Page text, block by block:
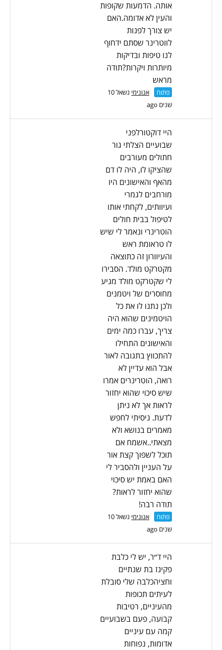
אותה. הדמעות שקופות
והעין לא אדומה.האם
יש צורך לפנות
לווטרינר שסתם ידחוף
לנו טיפות ובדיקות
מיותרות ויקרות?תודה
מראש
פתוח אנונימי
נשאל 10
שנים ago
היי דוקטורלפני
שבועיים הצלתי גור
חתולים מעורבים
שהציקו לו, היה לו דם
מהאף והאישונים היו
מורחבים לגמרי
ועיוותים, לקחתי אותו
לטיפול בבית חולים
הוטרינרי ונאמר לי שיש
לו טראומת ראש
והעיוורון זה כתוצאה
מקטרקט מולד. הסבירו
לי שקטרקט מולד מגיע
מחוסרים של ויטמנים
ולכן נתנו לו את כל
הויטמינים שהוא היה
צריך, עברו כמה ימים
והאישונים התחילו
להתכווץ בתגובה לאור
אבל הוא עדיין לא
רואה, הוטרינרים אמרו
שיש סיכוי שהוא יחזור
לראות אך לא ניתן
לדעת. ניסיתי לחפש
מאמרים בנושא ולא
מצאתי..אשמח אם
תוכל לשפוך קצת אור
על העניין ולהסביר לי
האם באמת יש סיכוי
שהוא יחזור לראות?
תודה רבה!
פתוח אנונימי
נשאל 10
שנים ago
היי ד״ר, יש לי כלבת
פקינז בת שנתיים
וחציהכלבה שלי סובלת
לעיתים תכופות
מהעיניים, רטיבות
קבועה, פעם בשבועיים
קמה עם עיניים
אדומות, נפוחות